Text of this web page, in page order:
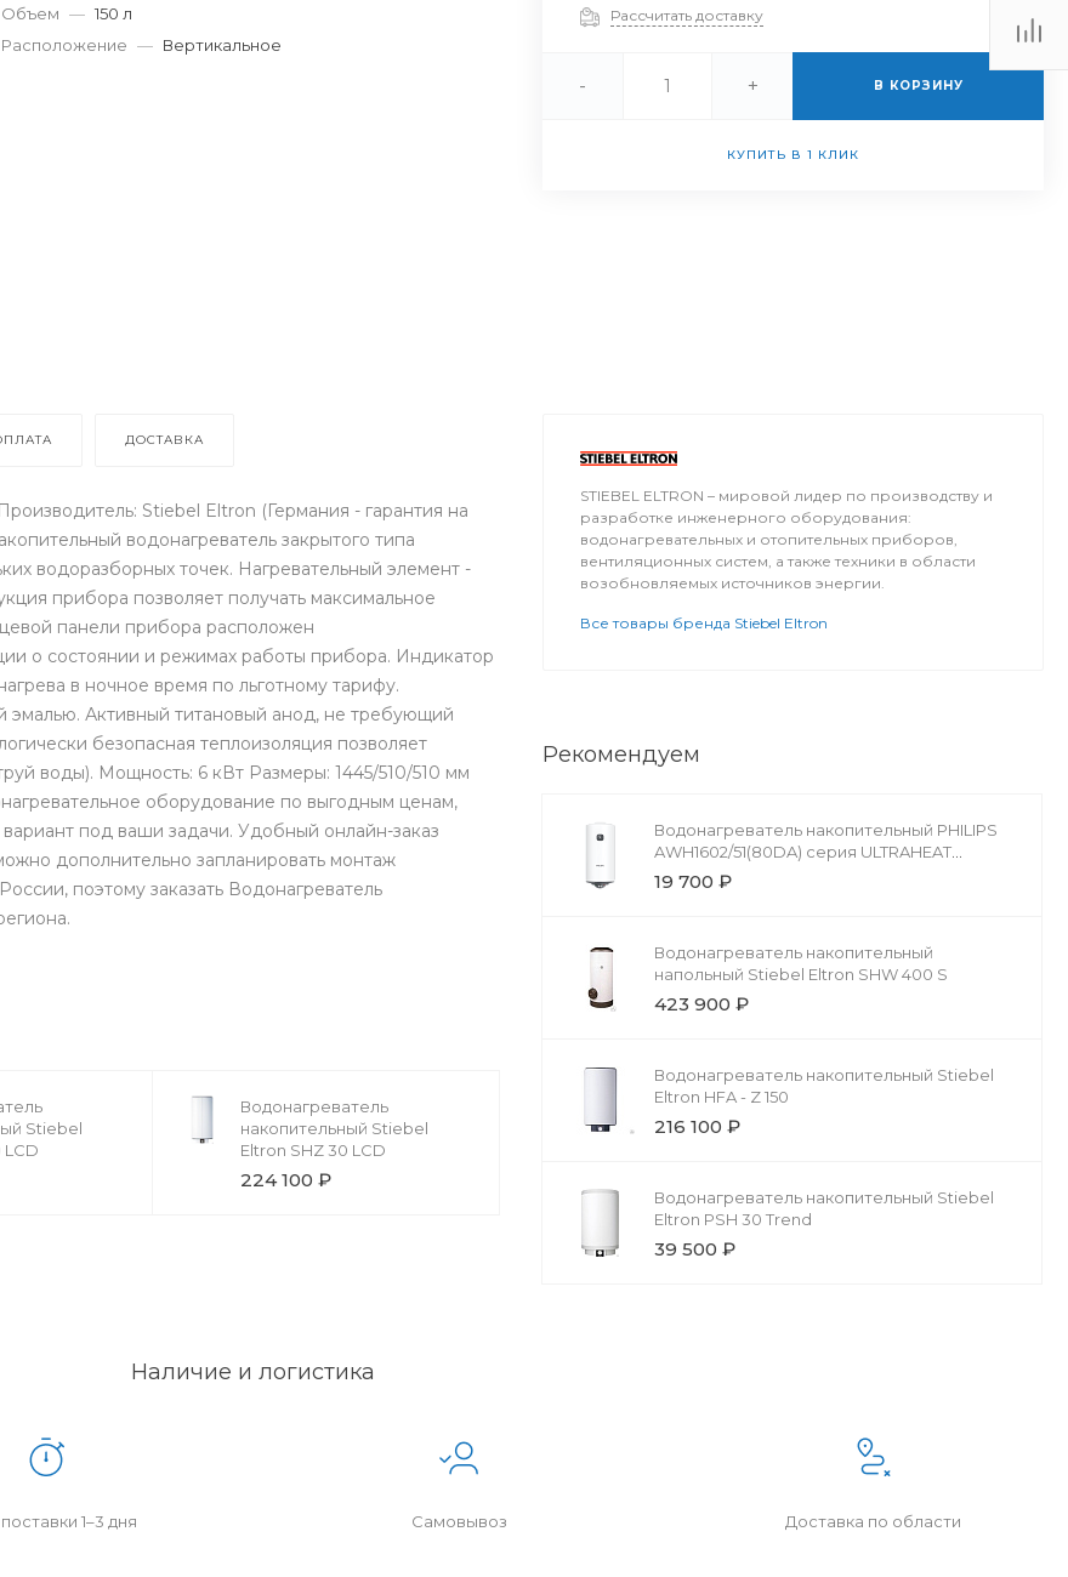
Объем — 150 л
Расположение — Вертикальное
Рассчитать доставку
- + В КОРЗИНУ
КУПИТЬ В 1 КЛИК
ДОСТАВКА
Stiebel Eltron (Германия - гарантия на
водонагреватель закрытого типа
водоразборных точек. Нагревательный элемент -
прибора позволяет получать максимальное
панели прибора расположен
о состоянии и режимах работы прибора. Индикатор
в ночное время по льготному тарифу.
эмалью. Активный титановый анод, не требующий
безопасная теплоизоляция позволяет
воды). Мощность: 6 кВт Размеры: 1445/510/510 мм
оборудование по выгодным ценам,
под ваши задачи. Удобный онлайн-заказ
дополнительно запланировать монтаж
поэтому заказать Водонагреватель
Stiebel
LCD
Водонагреватель
накопительный Stiebel
Eltron SHZ 30 LCD
224 100 ₽
STIEBEL ELTRON – мировой лидер по производству и
разработке инженерного оборудования:
водонагревательных и отопительных приборов,
вентиляционных систем, а также техники в области
возобновляемых источников энергии.
Все товары бренда Stiebel Eltron
Рекомендуем
Водонагреватель накопительный PHILIPS
AWH1602/51(80DA) серия ULTRAHEAT
ROUND
19 700 ₽
Водонагреватель накопительный
напольный Stiebel Eltron SHW 400 S
423 900 ₽
Водонагреватель накопительный Stiebel
Eltron HFA - Z 150
216 100 ₽
Водонагреватель накопительный Stiebel
Eltron PSH 30 Trend
39 500 ₽
Наличие и логистика
1–3 дня Самовывоз Доставка по области